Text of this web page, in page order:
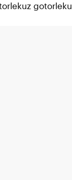
gotorleku